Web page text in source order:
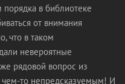
порядка в библиотеке
от внимания
что в таком
невероятные
рядовой вопрос из
чем-то непредсказуемым! И